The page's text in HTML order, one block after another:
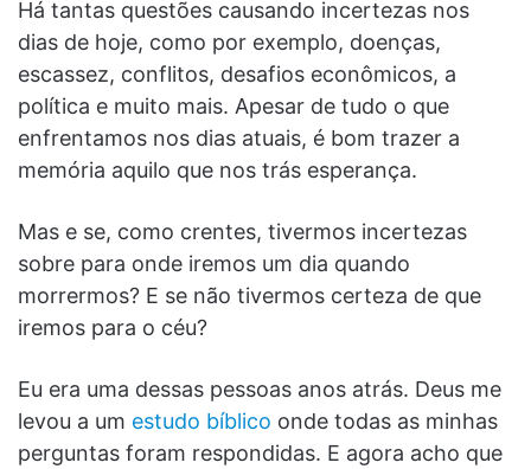
Há tantas questões causando incertezas nos
dias de hoje, como por exemplo, doenças,
escassez, conflitos, desafios econômicos, a
política e muito mais. Apesar de tudo o que
enfrentamos nos dias atuais, é bom trazer a
memória aquilo que nos trás esperança.
Mas e se, como crentes, tivermos incertezas
sobre para onde iremos um dia quando
morrermos? E se não tivermos certeza de que
iremos para o céu?
Eu era uma dessas pessoas anos atrás. Deus me
levou a um estudo bíblico onde todas as minhas
perguntas foram respondidas. E agora acho que